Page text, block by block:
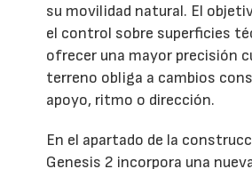
su movilidad natural. El
el control sobre superficies
ofrecer una mayor precisión
terreno obliga a cambios
apoyo, ritmo o dirección.
En el apartado de la
Genesis 2 incorpora una